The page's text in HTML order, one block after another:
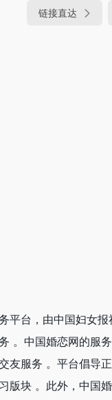
链接直达
平台，由中国妇女
。中国婚恋网的服
友服务 。平台倡导
版块 。此外，中国